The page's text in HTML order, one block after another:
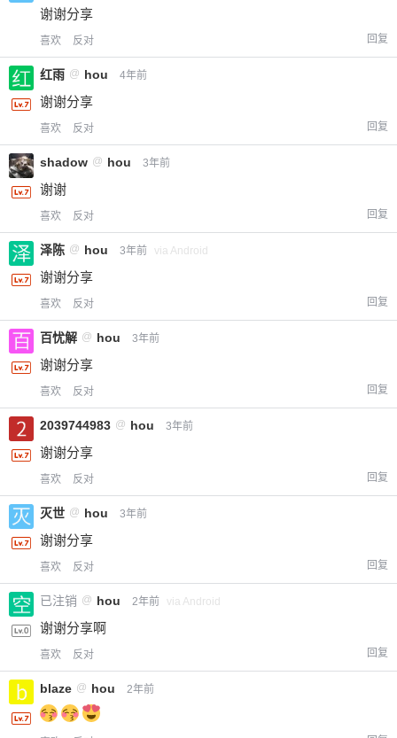
谢谢分享
喜欢 反对 回复
红雨 @ hou 4年前
谢谢分享
喜欢 反对 回复
shadow @ hou 3年前
谢谢
喜欢 反对 回复
泽陈 @ hou 3年前 via Android
谢谢分享
喜欢 反对 回复
百忧解 @ hou 3年前
谢谢分享
喜欢 反对 回复
2039744983 @ hou 3年前
谢谢分享
喜欢 反对 回复
灭世 @ hou 3年前
谢谢分享
喜欢 反对 回复
已注销 @ hou 2年前 via Android
谢谢分享啊
喜欢 反对 回复
blaze @ hou 2年前